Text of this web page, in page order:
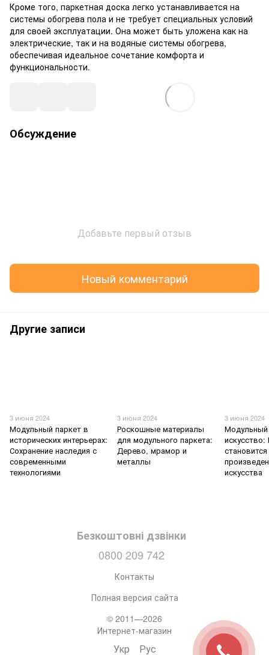
Кроме того, паркетная доска легко устанавливается на
системы обогрева пола и не требует специальных условий
для своей эксплуатации. Она может быть уложена как на
электрические, так и на водяные системы обогрева,
обеспечивая идеальное сочетание комфорта и
функциональности.
Обсуждение
Добавьте первый отзыв
Новый комментарий
Другие записи
3 июня 2024
Модульный паркет в
исторических интерьерах:
Сохранение наследия с
современными
технологиями
3 июня 2024
Роскошные материалы
для модульного паркета:
Дерево, мрамор и
металлы
3 июня 2024
Модульный
становится
искусства
Безкоштовні дзвінки
0800 209 742
Контакты
Полная версия сайта
© 2011—2026
Интернет-магазин
Укр Рус